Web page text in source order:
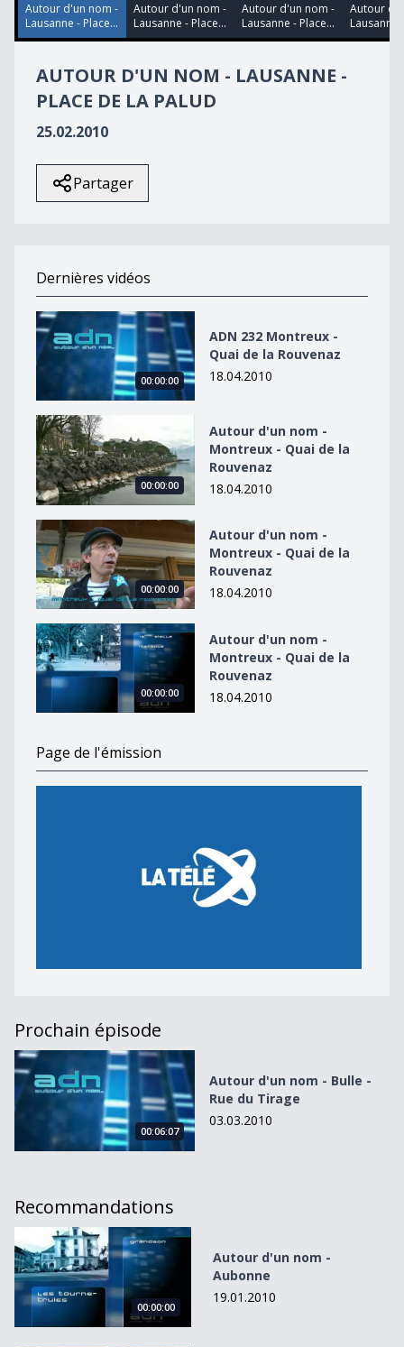
Autour d'un nom -
Lausanne - Place...
Autour d'un nom -
Lausanne - Place...
Autour d'un nom -
Lausanne - Place...
Autour
Lausanne
AUTOUR D'UN NOM - LAUSANNE -
PLACE DE LA PALUD
25.02.2010
Partager
Dernières vidéos
ADN 232 Montreux - Quai de la Rouvenaz
00:00:00
ADN 232 Montreux -
Quai de la Rouvenaz
18.04.2010
Autour d&#039;un nom - Montreux - Quai de la
00:00:00
Autour d'un nom -
Montreux - Quai de la
Rouvenaz
18.04.2010
Autour d&#039;un nom - Montreux - Quai de la
00:00:00
Autour d'un nom -
Montreux - Quai de la
Rouvenaz
18.04.2010
Autour d&#039;un nom - Montreux - Quai de la
00:00:00
Autour d'un nom -
Montreux - Quai de la
Rouvenaz
18.04.2010
Page de l'émission
Prochain épisode
Autour d&#039;un nom - Bulle - Rue du Tirage
00:06:07
Autour d'un nom - Bulle -
Rue du Tirage
03.03.2010
Recommandations
Autour d&#039;un nom - Aubonne
00:00:00
Autour d'un nom -
Aubonne
19.01.2010